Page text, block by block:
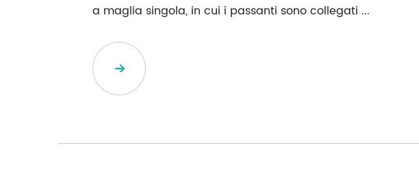
a maglia singola, in cui i passanti sono collegati ...